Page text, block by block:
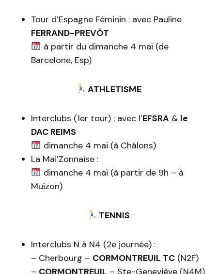
Tour d’Espagne Féminin : avec Pauline
FERRAND-PREVÔT
à partir du dimanche 4 mai (de
Barcelone, Esp)
ATHLETISME
Interclubs (1er tour) : avec l’EFSRA & le
DAC REIMS
dimanche 4 mai (à Châlons)
La Mai’Zonnaise :
dimanche 4 mai (à partir de 9h – à
Muizon)
TENNIS
Interclubs N à N4 (2e journée) :
– Cherbourg – CORMONTREUIL TC (N2F)
– CORMONTREUIL – Ste-Geneviève (N4M)